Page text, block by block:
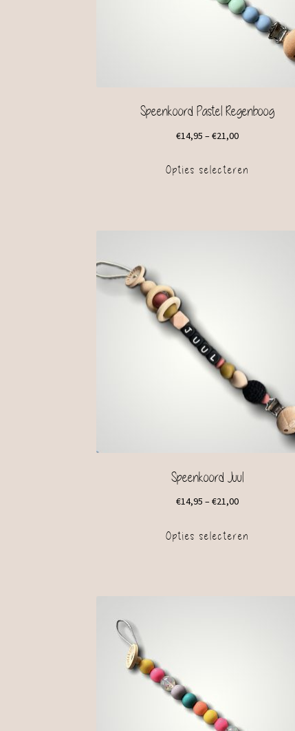
Speenkoord Pastel Regenboog
€14,95 –€21,00
Opties selecteren
Speenkoord Juul
€14,95 –€21,00
Opties selecteren